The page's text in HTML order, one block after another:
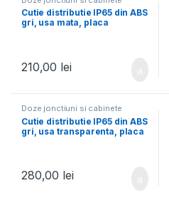
Cutie distributie IP65 din ABS
gri, usa mata, placa
210,00 lei
Doze jonctiuni si cabinete
Cutie distributie IP65 din ABS
gri, usa transparenta, placa
280,00 lei